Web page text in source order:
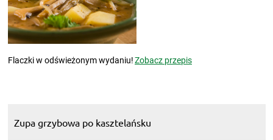
Flaczki w odświeżonym wydaniu!Zobacz przepis
Zupa grzybowa po kasztelańsku